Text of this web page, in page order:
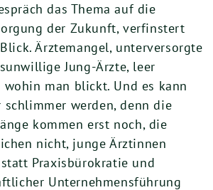
das Thema auf die
der Zukunft, verfinstert
Ärztemangel, unterversorgte
Jung-Ärzte, leer
wohin man blickt. Und es kann
schlimmer werden, denn die
kommen erst noch, die
nicht, junge Ärztinnen
Praxisbürokratie und
Unternehmensführung